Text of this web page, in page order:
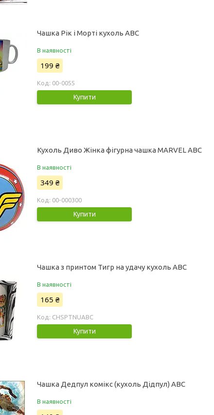
Чашка Рік і Морті кухоль ABC
В наявності
199 ₴
00-0055
Купити
Кухоль Диво Жінка фігурна чашка MARVEL ABC
В наявності
349 ₴
00-000300
Купити
Чашка з принтом Тигр на удачу кухоль ABC
В наявності
165 ₴
CHSPTNUABC
Купити
Чашка Дедпул комікс (кухоль Дідпул) АВС
В наявності